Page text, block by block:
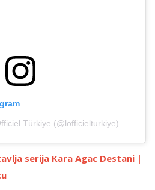
Türkiye (@lofficielturkiye)
serija Kara Agac Destani |